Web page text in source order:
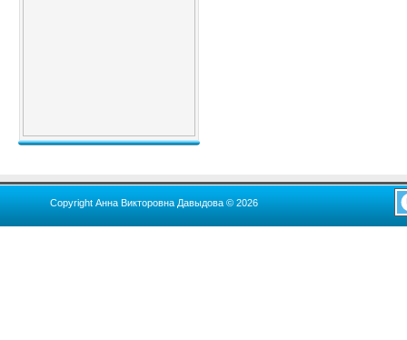
Copyright Анна Викторовна Давыдова © 2026